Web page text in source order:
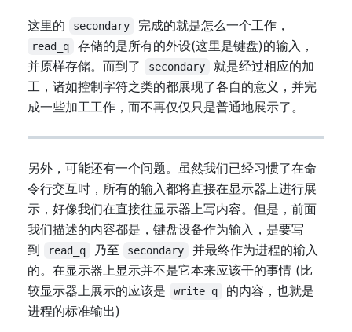
这里的 secondary 完成的就是怎么一个工作，
read_q
存储的是所有的外设(这里是键盘)的输入，
并原样存储。而到了
secondary
就是经过相应的加
工，诸如控制字符之类的都展现了各自的意义，并完
成一些加工工作，而不再仅仅只是普通地展示了。
另外，可能还有一个问题。虽然我们已经习惯了在命
令行交互时，所有的输入都将直接在显示器上进行展
示，好像我们在直接往显示器上写内容。但是，前面
我们描述的内容都是，键盘设备作为输入，是要写
到
read_q 乃至 secondary
并最终作为进程的输入
的。在显示器上显示并不是它本来应该干的事情 (比
较显示器上展示的应该是
write_q
的内容，也就是
进程的标准输出)